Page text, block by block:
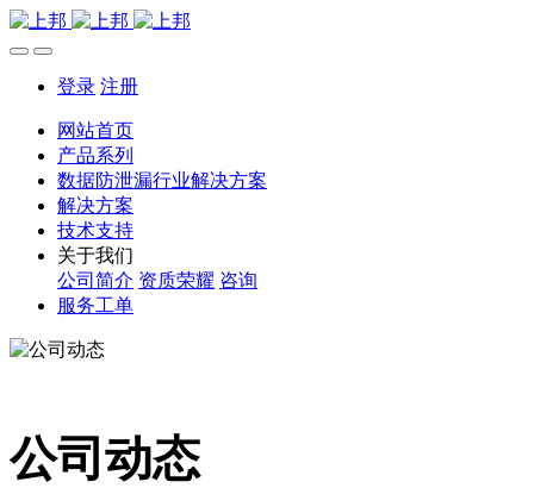
登录 注册
网站首页
产品系列
数据防泄漏行业解决方案
解决方案
技术支持
关于我们
公司简介 资质荣耀 咨询
服务工单
公司动态